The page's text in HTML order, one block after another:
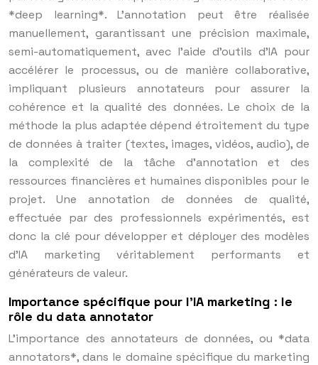
*deep learning*. L’annotation peut être réalisée
manuellement, garantissant une précision maximale,
semi-automatiquement, avec l’aide d’outils d’IA pour
accélérer le processus, ou de manière collaborative,
impliquant plusieurs annotateurs pour assurer la
cohérence et la qualité des données. Le choix de la
méthode la plus adaptée dépend étroitement du type
de données à traiter (textes, images, vidéos, audio), de
la complexité de la tâche d’annotation et des
ressources financières et humaines disponibles pour le
projet. Une annotation de données de qualité,
effectuée par des professionnels expérimentés, est
donc la clé pour développer et déployer des modèles
d’IA marketing véritablement performants et
générateurs de valeur.
Importance spécifique pour l’IA marketing : le
rôle du data annotator
L’importance des annotateurs de données, ou *data
annotators*, dans le domaine spécifique du marketing